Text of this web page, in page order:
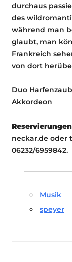
durchaus
des
während man
glaubt, man
Frankreich
von dort
Duo
Akkordeon
Reservierungen
neckar.de oder
06232/6959842.
Musik
speyer